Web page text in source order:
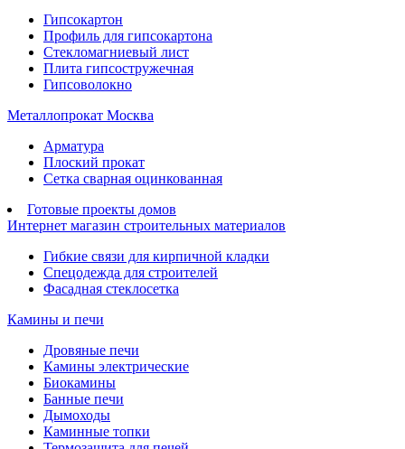
Гипсокартон
Профиль для гипсокартона
Стекломагниевый лист
Плита гипсостружечная
Гипсоволокно
Металлопрокат Москва
Арматура
Плоский прокат
Сетка сварная оцинкованная
Готовые проекты домов
Интернет магазин строительных материалов
Гибкие связи для кирпичной кладки
Спецодежда для строителей
Фасадная стеклосетка
Камины и печи
Дровяные печи
Камины электрические
Биокамины
Банные печи
Дымоходы
Каминные топки